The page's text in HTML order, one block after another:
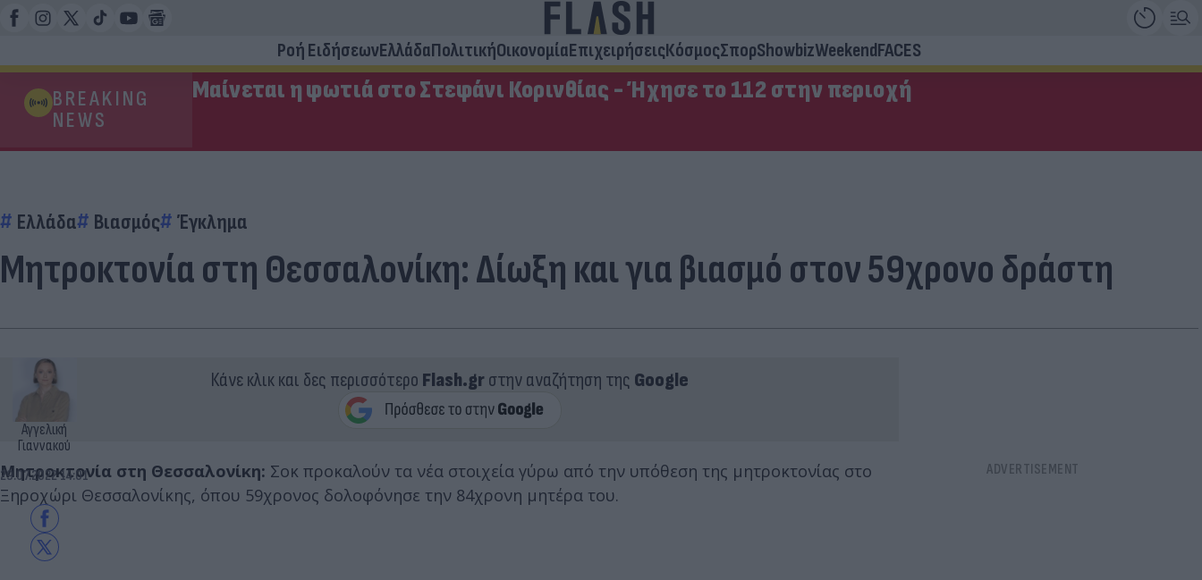
Ροή ΕιδήσεωνΕλλάδαΠολιτικήΟικονομίαΕπιχειρήσειςΚόσμοςΣπορShowbizWeekendFACES
BREAKING
NEWS
Μαίνεται η φωτιά στο Στεφάνι Κορινθίας - Ήχησε το 112 στην περιοχή
Ελλάδα Βιασμός Έγκλημα
Μητροκτονία στη Θεσσαλονίκη: Δίωξη και για βιασμό στον 59χρονο δράστη
Αγγελική
Γιαννακού
29.07.2022 14:01
Κάνε κλικ και δες περισσότερο Flash.grστην αναζήτηση της Google
Μητροκτονία στη Θεσσαλονίκη: Σοκ προκαλούν τα νέα στοιχεία γύρω από την υπόθεση της μητροκτονίας στο
Ξηροχώρι Θεσσαλονίκης, όπου 59χρονος δολοφόνησε την 84χρονη μητέρα του.